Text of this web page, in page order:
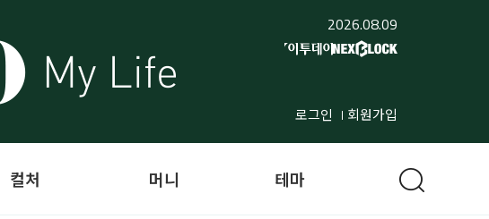
2026.08.09
로그인 회원가입
컬처 머니 테마